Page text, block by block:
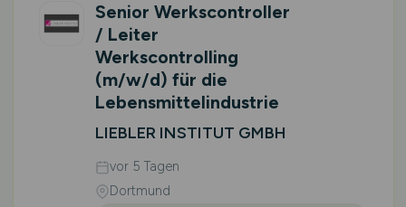
Senior Werkscontroller
/ Leiter
Werkscontrolling
(m/w/d) für die
Lebensmittelindustrie
LIEBLER INSTITUT GMBH
vor 5 Tagen
Dortmund